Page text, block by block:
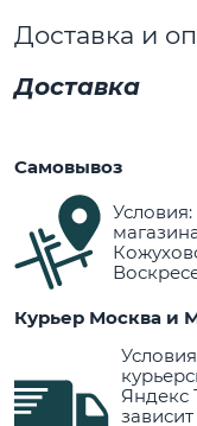
Доставка и
Доставка
Самовывоз
Курьер Москва и
Яндекс